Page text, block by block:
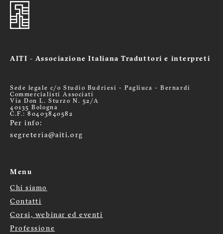
AITI - Associazione Italiana Traduttori e interpreti
Sede legale c/o Studio Budriesi - Pagliuca - Bernardi
Commercialisti Associati
Via Don L. Sturzo N. 52/A
40135 Bologna
C.F.: 80403840582
Per info:
segreteria@aiti.org
Menu
Menù
footer
Chi siamo
Contatti
Corsi, webinar ed eventi
Professione